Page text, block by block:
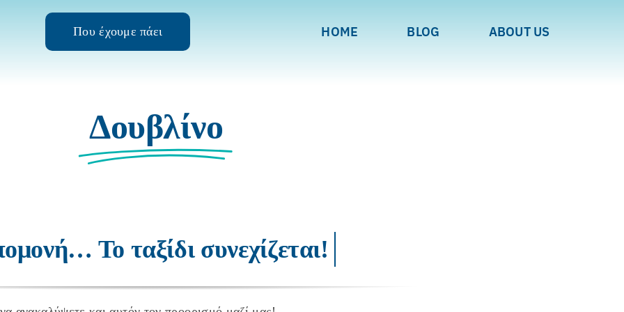
Που έχουμε πάει HOME BLOG ABOUT US
Δουβλίνο